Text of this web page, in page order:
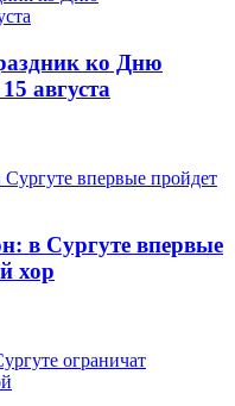
ко Дню
августа
в Сургуте впервые
хор